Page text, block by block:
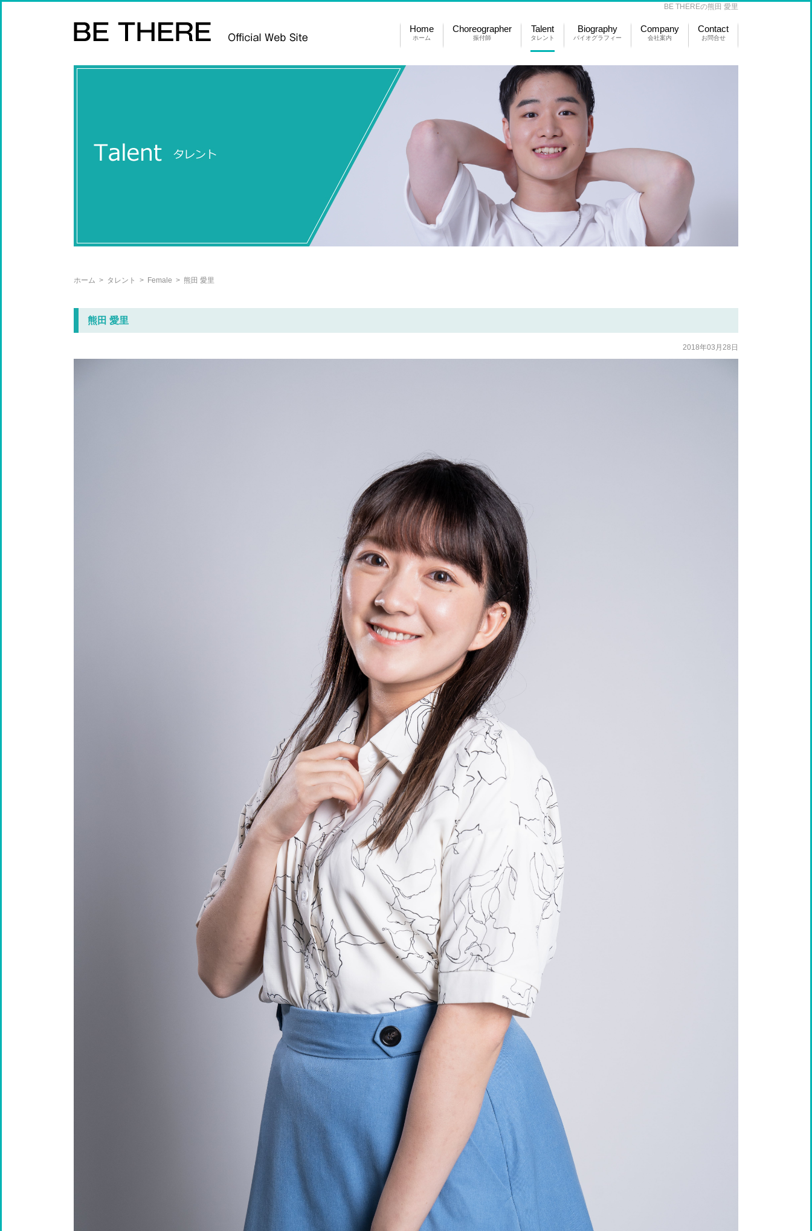
BE THEREの熊田 愛里
Home
ホーム
Choreographer
振付師
Talent
タレント
Biography
バイオグラフィー
Company
会社案内
Contact
お問合せ
ホーム > タレント > Female > 熊田 愛里
熊田 愛里
2018年03月28日